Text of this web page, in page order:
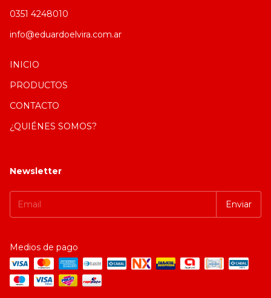
0351 4248010
info@eduardoelvira.com.ar
INICIO
PRODUCTOS
CONTACTO
¿QUIÉNES SOMOS?
Newsletter
Medios de pago